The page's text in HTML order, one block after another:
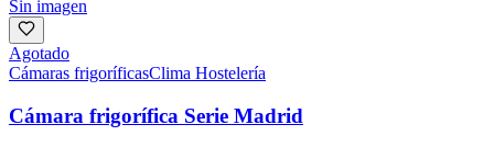
Sin imagen
Agotado
Cámaras frigoríficasClima Hostelería
Cámara frigorífica Serie Madrid